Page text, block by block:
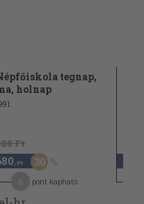
tegnap,
holnap
Ft
,-Ft 30
pont kapható